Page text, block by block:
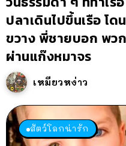
ปลาเดินไปขึ้นเรือ โ
ขวาง พี่ชายบอก พว
ผ่านแก๊งหมาจร
เหมียวหง่าว
สัตว์โลกน่ารัก